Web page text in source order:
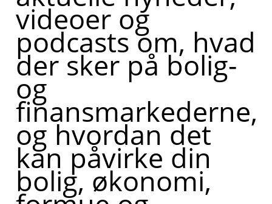
videoer og
podcasts om, hvad
der sker på bolig-
og
finansmarkederne,
og hvordan det
kan påvirke din
bolig, økonomi,